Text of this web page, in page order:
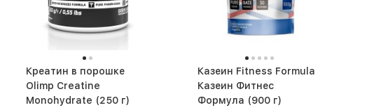
Креатин в порошке
Olimp Creatine
Monohydrate (250 г)
Казеин Fitness Formula
Казеин Фитнес
Формула (900 г)